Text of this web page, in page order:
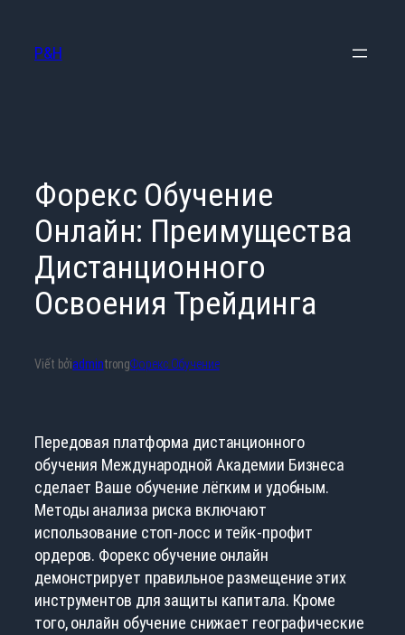
phần
P&H
Форекс Обучение
Онлайн: Преимущества
Дистанционного
Освоения Трейдинга
Viết bởiadmintrongФорекс Обучение
Передовая платформа дистанционного
обучения Международной Академии Бизнеса
сделает Ваше обучение лёгким и удобным.
Методы анализа риска включают
использование стоп-лосс и тейк-профит
ордеров. Форекс обучение онлайн
демонстрирует правильное размещение этих
инструментов для защиты капитала. Кроме
того, онлайн обучение снижает географические